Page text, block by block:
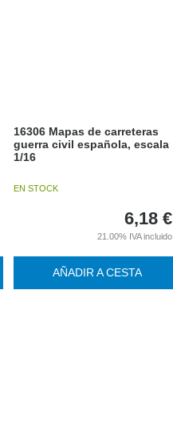
16306 Mapas de carreteras
guerra civil española, escala
1/16
EN STOCK
6,18 €
21.00% IVA incluido
AÑADIR A CESTA